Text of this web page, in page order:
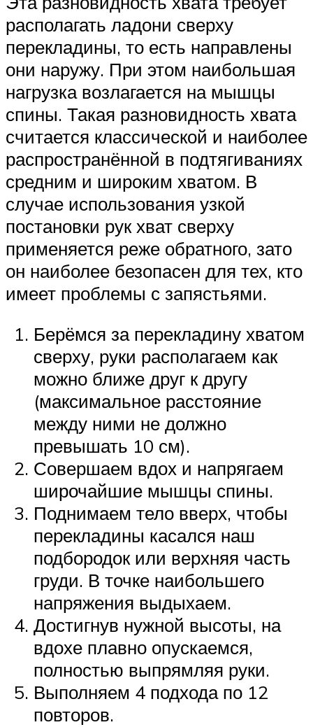
располагать ладони сверху
перекладины, то есть направлены
они наружу. При этом наибольшая
нагрузка возлагается на мышцы
спины. Такая разновидность хвата
считается классической и наиболее
распространённой в подтягиваниях
средним и широким хватом. В
случае использования узкой
постановки рук хват сверху
применяется реже обратного, зато
он наиболее безопасен для тех, кто
имеет проблемы с запястьями.
Берёмся за перекладину хватом
сверху, руки располагаем как
можно ближе друг к другу
(максимальное расстояние
между ними не должно
превышать 10 см).
Совершаем вдох и напрягаем
широчайшие мышцы спины.
Поднимаем тело вверх, чтобы
перекладины касался наш
подбородок или верхняя часть
груди. В точке наибольшего
напряжения выдыхаем.
Достигнув нужной высоты, на
вдохе плавно опускаемся,
полностью выпрямляя руки.
Выполняем 4 подхода по 12
повторов.